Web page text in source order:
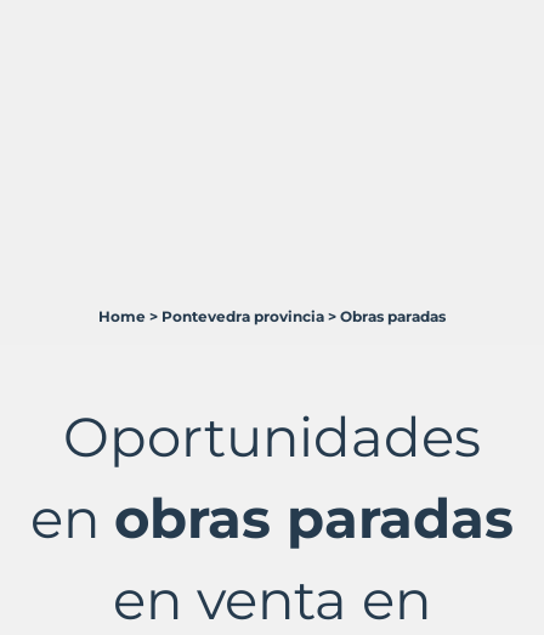
Pontevedra
Provincia
Murbalands
Home > Pontevedra provincia > Obras paradas
Oportunidades
en obras paradas
en venta en